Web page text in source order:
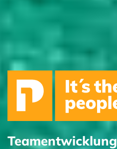
Teamentwicklung